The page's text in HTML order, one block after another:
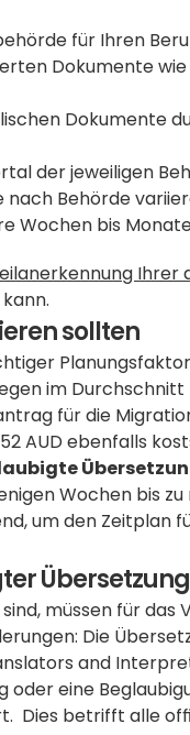
für Ihren
Dokumente wie
Dokumente
der jeweiligen
nach Behörde
Wochen bis
Ihrer
sollten
im Durchschnitt
für die
AUD ebenfalls
Wochen bis
um den Zeitplan
müssen für
Die
and
eine
Dies betrifft alle